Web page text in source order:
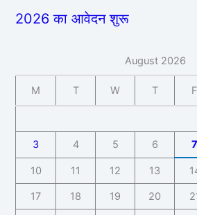
2026 का आवेदन शुरू
August 2026
M T W T F
3 4 5 6 7
10 11 12 13
17 18 19 20